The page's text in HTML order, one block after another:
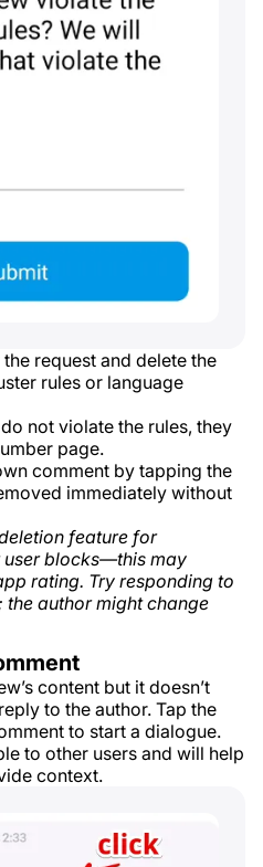
request and delete the
rules or language
not violate the rules, they
page.
comment by tapping the
immediately without
feature for
user blocks—this may
rating. Try responding to
author might change
content but it doesn’t
to the author. Tap the
to start a dialogue.
to other users and will help
context.